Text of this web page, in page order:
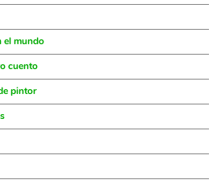
el mundo
cuento
pintor